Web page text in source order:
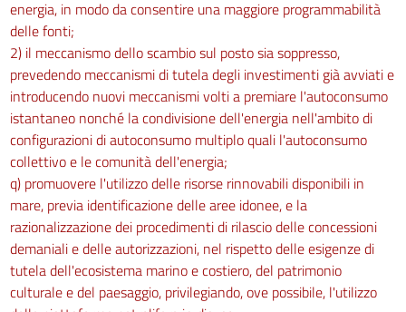
energia, in modo da consentire una maggiore programmabilità
delle fonti;
2) il meccanismo dello scambio sul posto sia soppresso,
prevedendo meccanismi di tutela degli investimenti già avviati e
introducendo nuovi meccanismi volti a premiare l'autoconsumo
istantaneo nonché la condivisione dell'energia nell'ambito di
configurazioni di autoconsumo multiplo quali l'autoconsumo
collettivo e le comunità dell'energia;
q) promuovere l'utilizzo delle risorse rinnovabili disponibili in
mare, previa identificazione delle aree idonee, e la
razionalizzazione dei procedimenti di rilascio delle concessioni
demaniali e delle autorizzazioni, nel rispetto delle esigenze di
tutela dell'ecosistema marino e costiero, del patrimonio
culturale e del paesaggio, privilegiando, ove possibile, l'utilizzo